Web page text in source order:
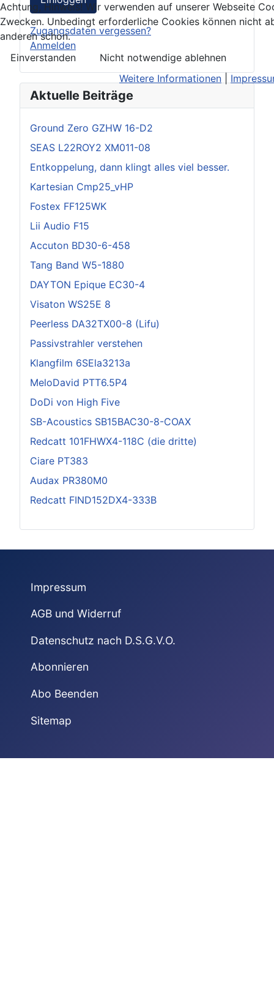
Zugangsdaten vergessen?
Anmelden
Aktuelle Beiträge
Ground Zero GZHW 16-D2
SEAS L22ROY2 XM011-08
Entkoppelung, dann klingt alles viel besser.
Kartesian Cmp25_vHP
Fostex FF125WK
Lii Audio F15
Accuton BD30-6-458
Tang Band W5-1880
DAYTON Epique EC30-4
Visaton WS25E 8
Peerless DA32TX00-8 (Lifu)
Passivstrahler verstehen
Klangfilm 6SEla3213a
MeloDavid PTT6.5P4
DoDi von High Five
SB-Acoustics SB15BAC30-8-COAX
Redcatt 101FHWX4-118C (die dritte)
Ciare PT383
Audax PR380M0
Redcatt FIND152DX4-333B
Impressum
AGB und Widerruf
Datenschutz nach D.S.G.V.O.
Abonnieren
Abo Beenden
Sitemap
Achtung, Hinweis! Wir verwenden auf unserer Webseite
Zwecken. Unbedingt erforderliche Cookies können nicht
anderen schon.
Einverstanden
Nicht notwendige ablehnen
Weitere Informationen